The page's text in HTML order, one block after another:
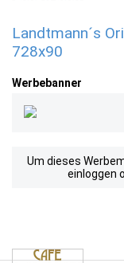
Landtmann´s
728x90
Werbebanner
Um dieses
einloggen